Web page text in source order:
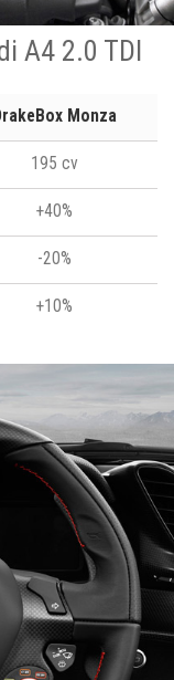
A4 2.0 TDI
Monza
195 cv
+40%
-20%
+10%